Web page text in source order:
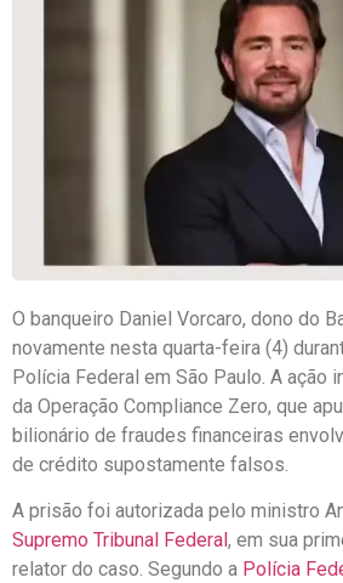
O banqueiro Daniel Vorcaro, dono do
novamente nesta quarta-feira (4)
Polícia Federal em São Paulo. A ação
da Operação Compliance Zero, que
bilionário de fraudes financeiras
de crédito supostamente falsos.
A prisão foi autorizada pelo ministro
Supremo Tribunal Federal , em sua
relator do caso. Segundo a Polícia